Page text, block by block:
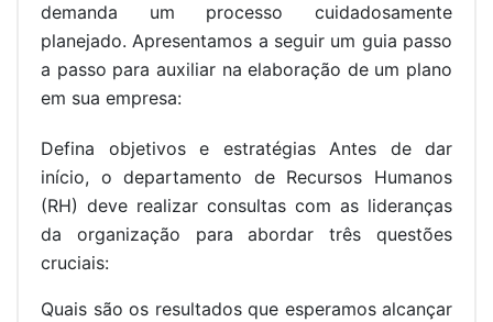
demanda um processo cuidadosamente
planejado. Apresentamos a seguir um guia passo
a passo para auxiliar na elaboração de um plano
em sua empresa:
Defina objetivos e estratégias Antes de dar
início, o departamento de Recursos Humanos
(RH) deve realizar consultas com as lideranças
da organização para abordar três questões
cruciais:
Quais são os resultados que esperamos alcançar